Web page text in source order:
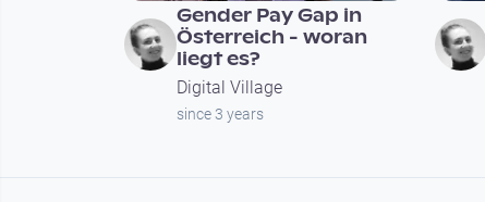
Gender Pay Gap in
Österreich - woran
liegt es?
Digital Village
since 3 years